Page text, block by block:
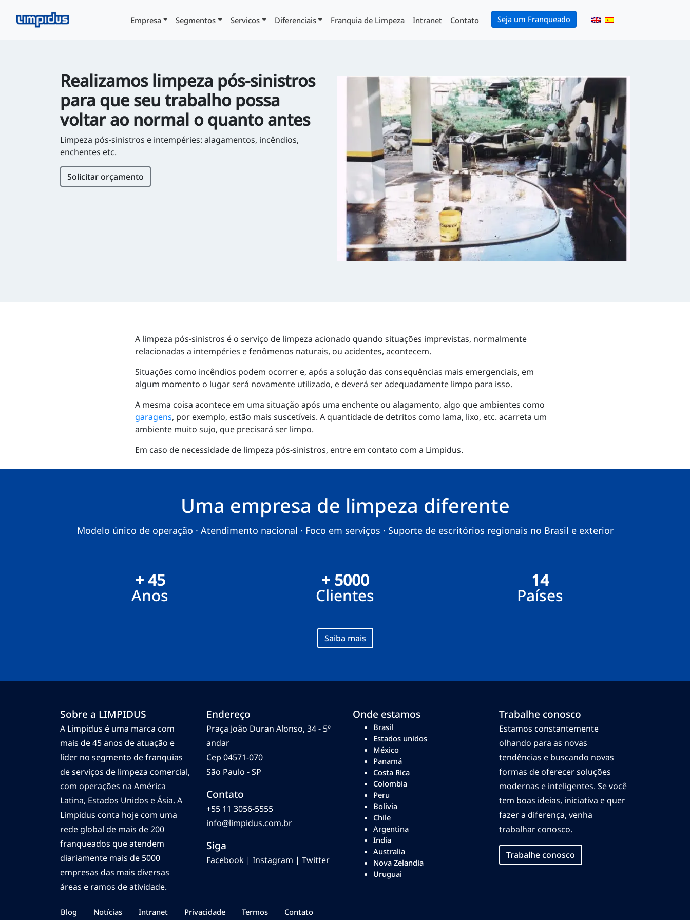
Empresa Segmentos Servicos Diferenciais Franquia de Limpeza Intranet Contato Seja um Franqueado
Realizamos limpeza pós-sinistros
para que seu trabalho possa
voltar ao normal o quanto antes
Limpeza pós-sinistros e intempéries: alagamentos, incêndios,
enchentes etc.
Solicitar orçamento
A limpeza pós-sinistros é o serviço de limpeza acionado quando situações imprevistas, normalmente
relacionadas a intempéries e fenômenos naturais, ou acidentes, acontecem.
Situações como incêndios podem ocorrer e, após a solução das consequências mais emergenciais, em
algum momento o lugar será novamente utilizado, e deverá ser adequadamente limpo para isso.
A mesma coisa acontece em uma situação após uma enchente ou alagamento, algo que ambientes como
garagens, por exemplo, estão mais suscetíveis. A quantidade de detritos como lama, lixo, etc. acarreta um
ambiente muito sujo, que precisará ser limpo.
Em caso de necessidade de limpeza pós-sinistros, entre em contato com a Limpidus.
Uma empresa de limpeza diferente
Modelo único de operação · Atendimento nacional · Foco em serviços · Suporte de escritórios regionais no Brasil e exterior
+ 45
Anos
+ 5000
Clientes
14
Países
Saiba mais
Sobre a LIMPIDUS
A Limpidus é uma marca com
mais de 45 anos de atuação e
líder no segmento de franquias
de serviços de limpeza comercial,
com operações na América
Latina, Estados Unidos e Ásia. A
Limpidus conta hoje com uma
rede global de mais de 200
franqueados que atendem
diariamente mais de 5000
empresas das mais diversas
áreas e ramos de atividade.
Endereço
Praça João Duran Alonso, 34 - 5º
andar
Cep 04571-070
São Paulo - SP
Contato
+55 11 3056-5555
info@limpidus.com.br
Siga
Facebook | Instagram | Twitter
Onde estamos
Brasil
Estados unidos
México
Panamá
Costa Rica
Colombia
Peru
Bolivia
Chile
Argentina
India
Australia
Nova Zelandia
Uruguai
Trabalhe conosco
Estamos constantemente
olhando para as novas
tendências e buscando novas
formas de oferecer soluções
modernas e inteligentes. Se você
tem boas ideias, iniciativa e quer
fazer a diferença, venha
trabalhar conosco.
Trabalhe conosco
Blog Notícias Intranet Privacidade Termos Contato